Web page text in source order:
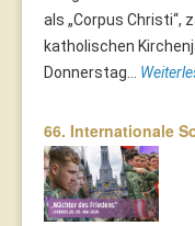
als „Corpus Christi“,
katholischen
Donnerstag...
66. Internationale